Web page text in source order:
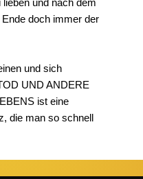
und nach dem
doch immer der
und sich
UND ANDERE
ist eine
die man so schnell